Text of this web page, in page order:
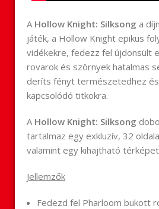
A Hollow Knight: Silksonga
játék, a Hollow Knight epikus
vidékekre, fedezz fel újdonsült
rovarok és szörnyek hatalmas
deríts fényt természetedhez
kapcsolódó titkokra.
A Hollow Knight: Silksong
tartalmaz egy exkluzív, 32
valamint egy kihajtható
Jellemzők
Fedezd fel Pharloom bukott